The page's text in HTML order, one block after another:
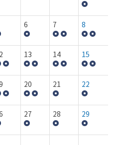
6 7 8
13 14 15
20 21 22
27 28 29